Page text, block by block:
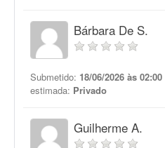
Bárbara De S.
Submetido: 18/06/2026 às 02:00
estimada: Privado
Guilherme A.